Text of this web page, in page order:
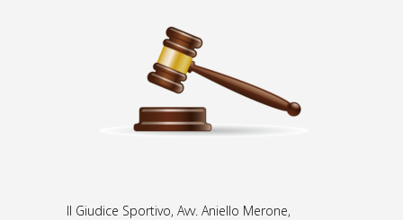
Il Giudice Sportivo, Avv. Aniello Merone,